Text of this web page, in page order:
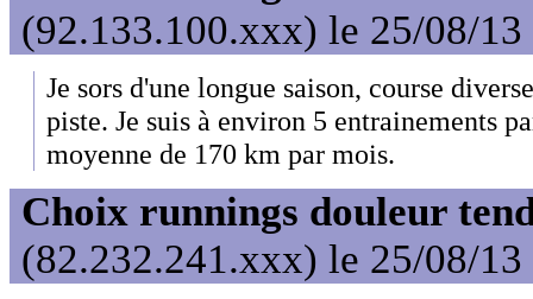
(92.133.100.xxx) le 25/08/13
Je sors d'une longue saison, course
piste. Je suis à environ 5 entrainements
moyenne de 170 km par mois.
Choix runnings douleur
(82.232.241.xxx) le 25/08/13